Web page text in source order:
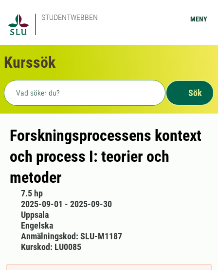
STUDENTWEBBEN MENY
Kurssök
Fritext sökning
Sök
Forskningsprocessens kontext
och process I: teorier och
metoder
7.5 hp
2025-09-01 - 2025-09-30
Uppsala
Engelska
Anmälningskod: SLU-M1187
Kurskod: LU0085